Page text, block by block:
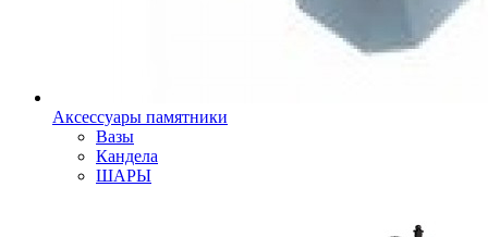
Аксессуары памятники
Вазы
Кандела
ШАРЫ